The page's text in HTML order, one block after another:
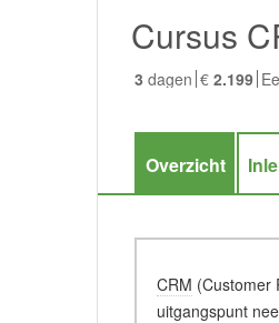
Cursus
3 dagen € 2.199
Overzicht
CRM (Customer
uitgangspunt